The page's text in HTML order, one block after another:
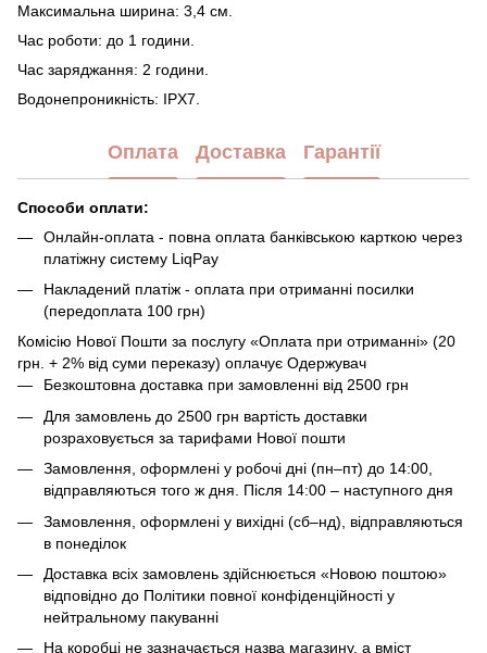
Максимальна ширина: 3,4 см.
Час роботи: до 1 години.
Час заряджання: 2 години.
Водонепроникність: IPX7.
Оплата Доставка Гарантії
Способи оплати:
Онлайн-оплата - повна оплата банківською карткою через
платіжну систему LiqPay
Накладений платіж - оплата при отриманні посилки
(передоплата 100 грн)
Комісію Нової Пошти за послугу «Оплата при отриманні» (20
грн. + 2% від суми переказу) оплачує Одержувач
Безкоштовна доставка при замовленні від 2500 грн
Для замовлень до 2500 грн вартість доставки
розраховується за тарифами Нової пошти
Замовлення, оформлені у робочі дні (пн–пт) до 14:00,
відправляються того ж дня. Після 14:00 – наступного дня
Замовлення, оформлені у вихідні (сб–нд), відправляються
в понеділок
Доставка всіх замовлень здійснюється «Новою поштою»
відповідно до Політики повної конфіденційності у
нейтральному пакуванні
На коробці не зазначається назва магазину, а вміст